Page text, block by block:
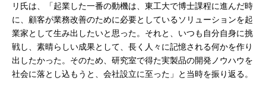
リ氏は、「起業した一番の動機は、東工大で博士課程に進んだ時
に、顧客が業務改善のために必要としているソリューションを起
業家として生み出したいと思った。それと、いつも自分自身に挑
戦し、素晴らしい成果として、長く人々に記憶される何かを作り
出したかった。そのため、研究室で得た実製品の開発ノウハウを
社会に落とし込もうと、会社設立に至った」と当時を振り返る。